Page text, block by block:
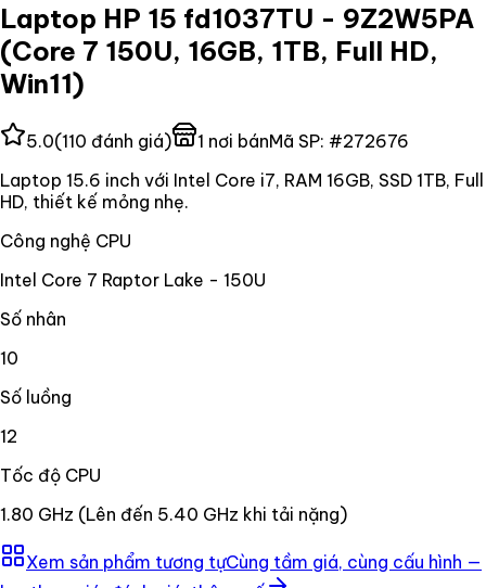
Laptop HP 15 fd1037TU - 9Z2W5PA
(Core 7 150U, 16GB, 1TB, Full HD,
Win11)
5.0(110 đánh giá) 1 nơi bánMã SP: #272676
Laptop 15.6 inch với Intel Core i7, RAM 16GB, SSD 1TB, Full
HD, thiết kế mỏng nhẹ.
Công nghệ CPU
Intel Core 7 Raptor Lake - 150U
Số nhân
10
Số luồng
12
Tốc độ CPU
1.80 GHz (Lên đến 5.40 GHz khi tải nặng)
Xem sản phẩm tương tựCùng tầm giá, cùng cấu hình —